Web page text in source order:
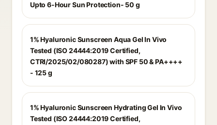
Upto 6-Hour Sun Protection- 50 g
1% Hyaluronic Sunscreen Aqua Gel In Vivo
Tested (ISO 24444:2019 Certified,
CTRI/2025/02/080287) with SPF 50 & PA++++
- 125 g
1% Hyaluronic Sunscreen Hydrating Gel In Vivo
Tested (ISO 24444:2019 Certified,